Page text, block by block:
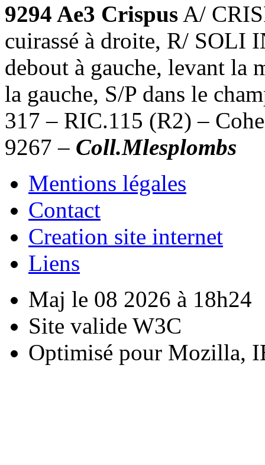
9294 Ae3 Crispus A/
cuirassé à droite, R/
debout à gauche, levant la
la gauche, S/P dans le
317 – RIC.115 (R2) –
9267 – Coll.Mlesplombs
Mentions légales
Contact
Creation site internet
Liens
Maj le 08 2026 à 18h24
Site valide W3C
Optimisé pour Mozilla,